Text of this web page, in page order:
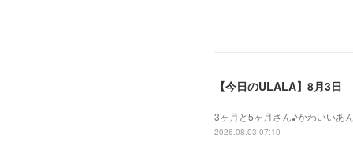
【今日のULALA】8月3日
3ヶ月と5ヶ月さん♪かわいいあ
2026.08.03 07:10